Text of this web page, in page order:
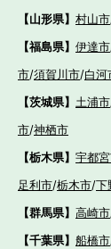
【山形県】 村山市
【福島県】 伊達市
市/須賀川市/白河
【茨城県】 土浦市
市/神栖市
【栃木県】 宇都
足利市/栃木市/下
【群馬県】 高崎市
【千葉県】 船橋市